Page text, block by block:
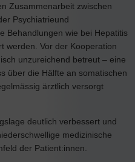
Zusammenarbeit zwischen
Psychiatrieund
Behandlungen wie bei Hepatitis
werden. Vor der Kooperation
unzureichend betreut – eine
über die Hälfte an somatischen
ärztlich versorgt
deutlich verbessert und
medizinische
der Patient:innen.